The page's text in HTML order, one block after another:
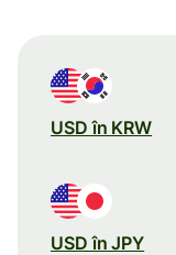
USD în KRW
USD în JPY